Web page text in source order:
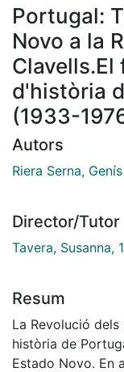
Portugal:
Novo a la
d'història
(1933-
Autors
Riera Serna, Genís
Director/Tutor
Tavera, Susanna,
Resum
La Revolució
història de
Estado Novo. En